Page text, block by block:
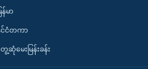
န်မာ
င်ငံတကာ
ဆုံမေးမြန်းခန်း